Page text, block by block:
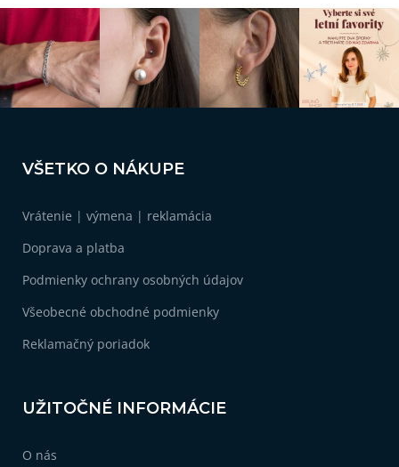
i
e
v
k
y
u
VŠETKO O NÁKUPE
Vrátenie | výmena | reklamácia
Doprava a platba
Podmienky ochrany osobných údajov
Všeobecné obchodné podmienky
Reklamačný poriadok
UŽITOČNÉ INFORMÁCIE
O nás